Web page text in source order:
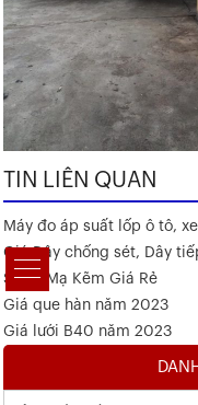
TIN LIÊN QUAN
Máy đo áp suất lốp ô tô,
Giá Dây chống sét, Dây
Sắt V Mạ Kẽm Giá Rẻ
Giá que hàn năm 2023
Giá lưới B40 năm 2023